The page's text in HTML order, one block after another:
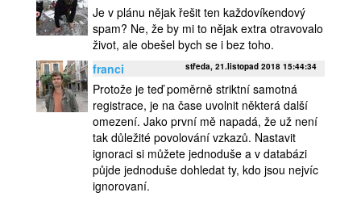
Je v plánu nějak řešit ten každovíkendový
spam? Ne, že by mi to nějak extra otravovalo
život, ale obešel bych se i bez toho.
franci
středa, 21.listopad 2018 15:44:34
Protože je teď poměrně striktní samotná
registrace, je na čase uvolnit některá další
omezení. Jako první mě napadá, že už není
tak důležité povolování vzkazů. Nastavit
ignoraci si můžete jednoduše a v databázi
půjde jednoduše dohledat ty, kdo jsou nejvíc
ignorovaní.